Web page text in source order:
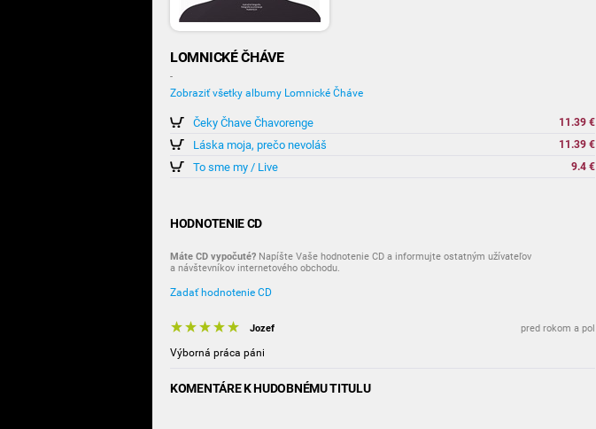
LOMNICKÉ ČHÁVE
-
Zobraziť všetky albumy Lomnické Čháve
Čeky Čhave Čhavorenge 11.39 €
Láska moja, prečo nevoláš 11.39 €
To sme my / Live 9.4 €
HODNOTENIE CD
Máte CD vypočuté? Napíšte Vaše hodnotenie CD a informujte ostatným užívateľov
a návštevníkov internetového obchodu.
Zadať hodnotenie CD
Jozef pred rokom a pol
Výborná práca páni
KOMENTÁRE K HUDOBNÉMU TITULU